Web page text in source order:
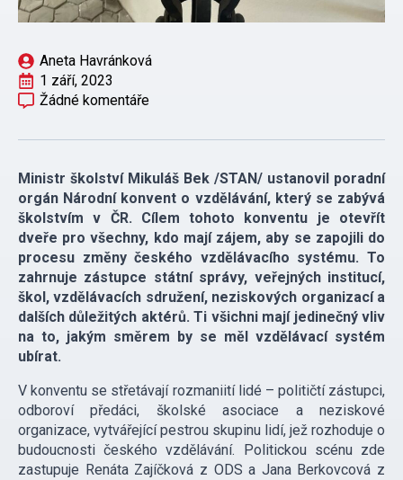
Aneta Havránková
1 září, 2023
Žádné komentáře
Ministr školství Mikuláš Bek /STAN/ ustanovil poradní
orgán Národní konvent o vzdělávání, který se zabývá
školstvím v ČR. Cílem tohoto konventu je otevřít
dveře pro všechny, kdo mají zájem, aby se zapojili do
procesu změny českého vzdělávacího systému. To
zahrnuje zástupce státní správy, veřejných institucí,
škol, vzdělávacích sdružení, neziskových organizací a
dalších důležitých aktérů. Ti všichni mají jedinečný vliv
na to, jakým směrem by se měl vzdělávací systém
ubírat.
V konventu se střetávají rozmaniití lidé – političtí zástupci,
odboroví předáci, školské asociace a neziskové
organizace, vytvářející pestrou skupinu lidí, jež rozhoduje o
budoucnosti českého vzdělávání. Politickou scénu zde
zastupuje Renáta Zajíčková z ODS a Jana Berkovcová z